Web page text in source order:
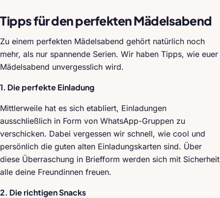
Tipps für den perfekten Mädelsabend
Zu einem perfekten Mädelsabend gehört natürlich noch
mehr, als nur spannende Serien. Wir haben Tipps, wie euer
Mädelsabend unvergesslich wird.
1. Die perfekte Einladung
Mittlerweile hat es sich etabliert, Einladungen
ausschließlich in Form von WhatsApp-Gruppen zu
verschicken. Dabei vergessen wir schnell, wie cool und
persönlich die guten alten Einladungskarten sind. Über
diese Überraschung in Briefform werden sich mit Sicherheit
alle deine Freundinnen freuen.
2. Die richtigen Snacks